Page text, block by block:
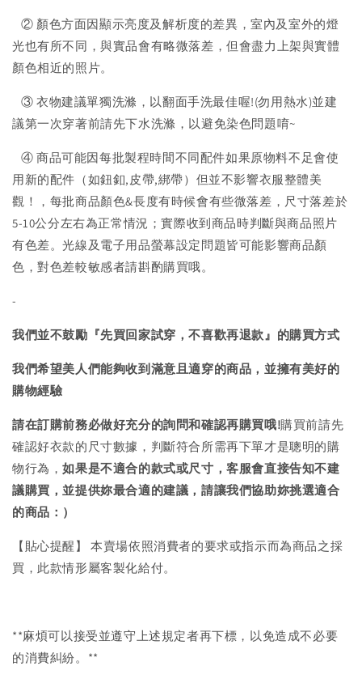
② 顏色方面因顯示亮度及解析度的差異，室內及室外的燈
光也有所不同，與實品會有略微落差，但會盡力上架與實體
顏色相近的照片。
③ 衣物建議單獨洗滌，以翻面手洗最佳喔!(勿用熱水)並建
議第一次穿著前請先下水洗滌，以避免染色問題唷~
④ 商品可能因每批製程時間不同配件如果原物料不足會使
用新的配件（如鈕釦,皮帶,綁帶）但並不影響衣服整體美
觀！，每批商品顏色&長度有時候會有些微落差，尺寸落差於
5-10公分左右為正常情況；實際收到商品時判斷與商品照片
有色差。光線及電子用品螢幕設定問題皆可能影響商品顏
色，對色差較敏感者請斟酌購買哦。
-
我們並不鼓勵『先買回家試穿，不喜歡再退款』的購買方式
我們希望美人們能夠收到滿意且適穿的商品，並擁有美好的
購物經驗
請在訂購前務必做好充分的詢問和確認再購買哦!購買前請先
確認好衣款的尺寸數據，判斷符合所需再下單才是聰明的購
物行為，如果是不適合的款式或尺寸，客服會直接告知不建
議購買，並提供妳最合適的建議，請讓我們協助妳挑選適合
的商品：）
【貼心提醒】 本賣場依照消費者的要求或指示而為商品之採
買，此款情形屬客製化給付。
**麻煩可以接受並遵守上述規定者再下標，以免造成不必要
的消費糾紛。**